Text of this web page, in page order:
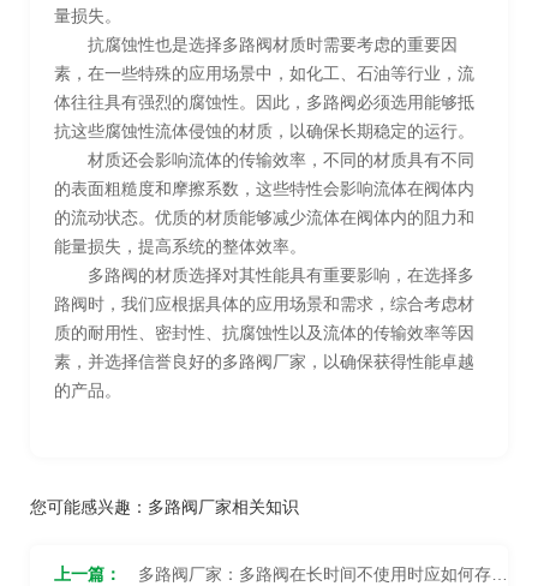
量损失。
抗腐蚀性也是选择多路阀材质时需要考虑的重要因
素，在一些特殊的应用场景中，如化工、石油等行业，流
体往往具有强烈的腐蚀性。因此，多路阀必须选用能够抵
抗这些腐蚀性流体侵蚀的材质，以确保长期稳定的运行。
材质还会影响流体的传输效率，不同的材质具有不同
的表面粗糙度和摩擦系数，这些特性会影响流体在阀体内
的流动状态。优质的材质能够减少流体在阀体内的阻力和
能量损失，提高系统的整体效率。
多路阀的材质选择对其性能具有重要影响，在选择多
路阀时，我们应根据具体的应用场景和需求，综合考虑材
质的耐用性、密封性、抗腐蚀性以及流体的传输效率等因
素，并选择信誉良好的多路阀厂家，以确保获得性能卓越
的产品。
您可能感兴趣： 多路阀厂家相关知识
上一篇： 多路阀厂家：多路阀在长时间不使用时应如何存